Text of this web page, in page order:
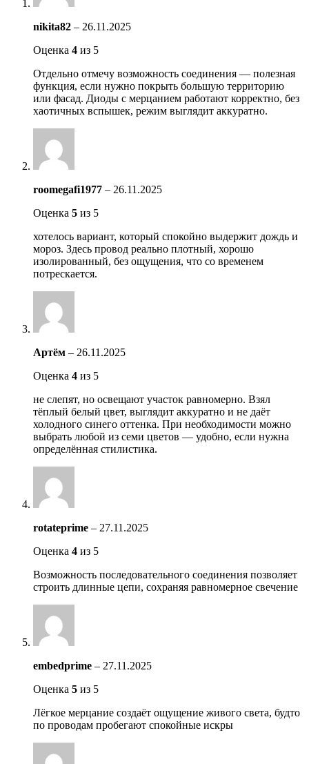
nikita82 – 26.11.2025
Оценка 4 из 5
Отдельно отмечу возможность соединения — полезная
функция, если нужно покрыть большую территорию
или фасад. Диоды с мерцанием работают корректно, без
хаотичных вспышек, режим выглядит аккуратно.
roomegafi1977 – 26.11.2025
Оценка 5 из 5
хотелось вариант, который спокойно выдержит дождь и
мороз. Здесь провод реально плотный, хорошо
изолированный, без ощущения, что со временем
потрескается.
Артём – 26.11.2025
Оценка 4 из 5
не слепят, но освещают участок равномерно. Взял
тёплый белый цвет, выглядит аккуратно и не даёт
холодного синего оттенка. При необходимости можно
выбрать любой из семи цветов — удобно, если нужна
определённая стилистика.
rotateprime – 27.11.2025
Оценка 4 из 5
Возможность последовательного соединения позволяет
строить длинные цепи, сохраняя равномерное свечение
embedprime – 27.11.2025
Оценка 5 из 5
Лёгкое мерцание создаёт ощущение живого света, будто
по проводам пробегают спокойные искры